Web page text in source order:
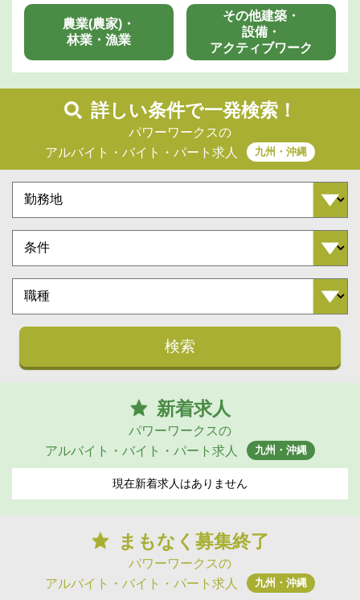
農業(農家)・
林業・漁業
その他建築・
設備・
アクティブワーク
詳しい条件で一発検索！
パワーワークスの
アルバイト・バイト・パート求人
九州・沖縄
検索
新着求人
パワーワークスの
アルバイト・バイト・パート求人
九州・沖縄
現在新着求人はありません
まもなく募集終了
パワーワークスの
アルバイト・バイト・パート求人
九州・沖縄